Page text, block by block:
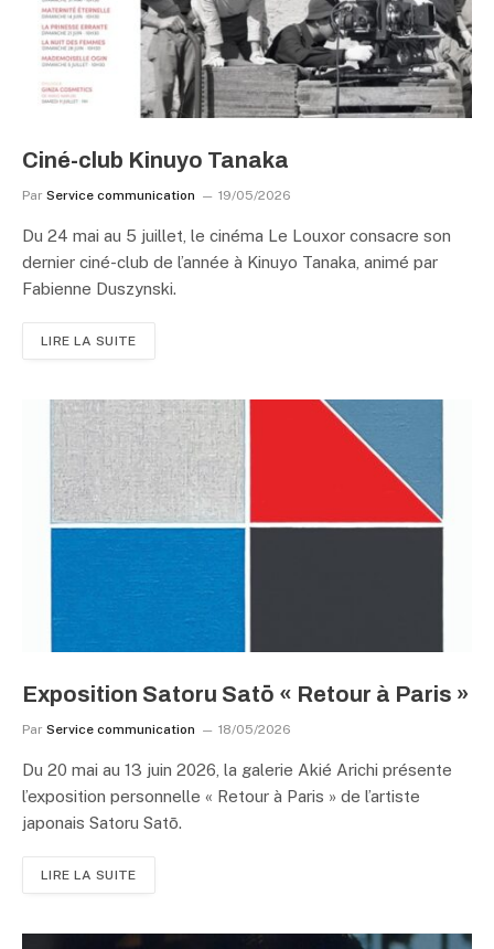
Ciné-club Kinuyo Tanaka
Par Service communication 19/05/2026
Du 24 mai au 5 juillet, le cinéma Le Louxor consacre son
dernier ciné-club de l’année à Kinuyo Tanaka, animé par
Fabienne Duszynski.
LIRE LA SUITE
Exposition Satoru Satō « Retour à Paris »
Par Service communication 18/05/2026
Du 20 mai au 13 juin 2026, la galerie Akié Arichi présente
l’exposition personnelle « Retour à Paris » de l’artiste
japonais Satoru Satō.
LIRE LA SUITE